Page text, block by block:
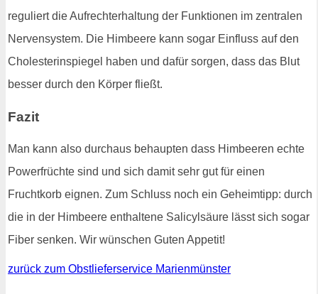
reguliert die Aufrechterhaltung der Funktionen im zentralen
Nervensystem. Die Himbeere kann sogar Einfluss auf den
Cholesterinspiegel haben und dafür sorgen, dass das Blut
besser durch den Körper fließt.
Fazit
Man kann also durchaus behaupten dass Himbeeren echte
Powerfrüchte sind und sich damit sehr gut für einen
Fruchtkorb eignen. Zum Schluss noch ein Geheimtipp: durch
die in der Himbeere enthaltene Salicylsäure lässt sich sogar
Fiber senken. Wir wünschen Guten Appetit!
zurück zum Obstlieferservice Marienmünster